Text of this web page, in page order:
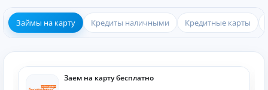
Займы на карту Кредиты наличными Кредитные карты
Заем на карту бесплатно